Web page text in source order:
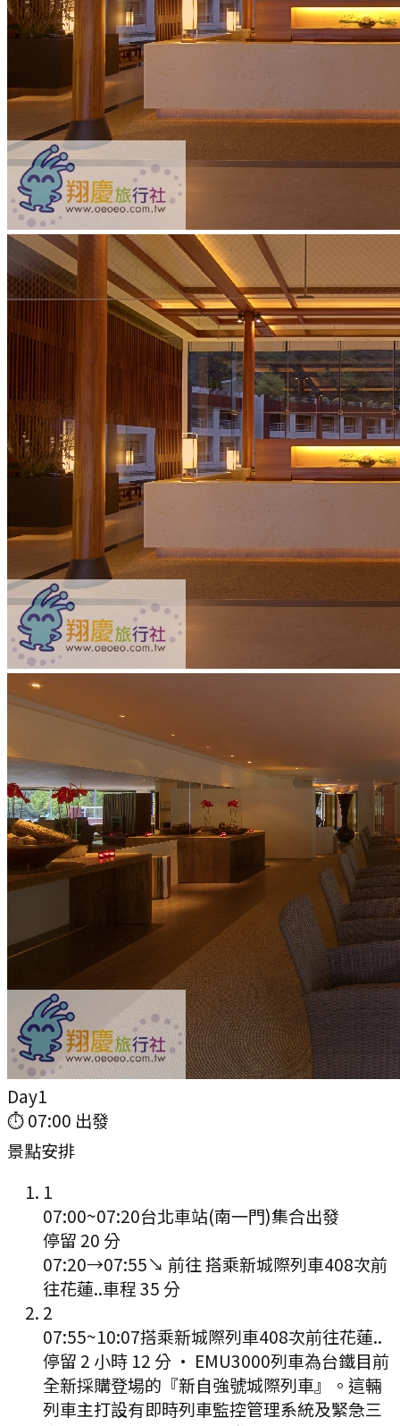
Day1
⏱07:00 出發
景點安排
1
07:00~07:20台北車站(南一門)集合出發
停留 20 分
07:20→07:55↘ 前往搭乘新城際列車408次前
往花蓮..車程35 分
2
07:55~10:07搭乘新城際列車408次前往花蓮..
停留 2 小時 12 分 · EMU3000列車為台鐵目前
全新採購登場的『新自強號城際列車』。這輛
列車主打設有即時列車監控管理系統及緊急三